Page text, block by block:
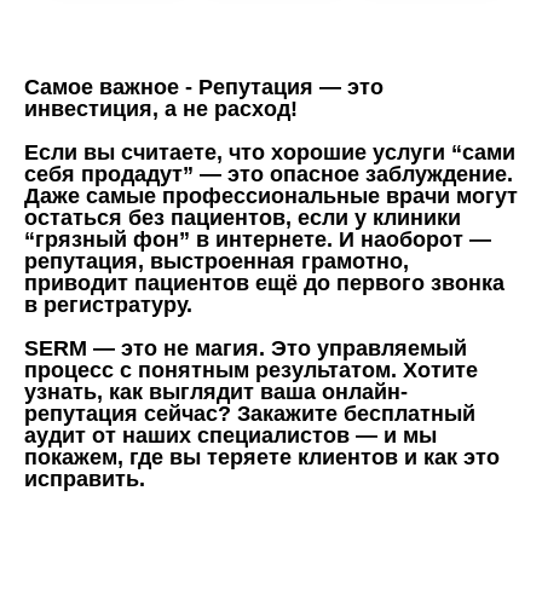
Самое важное - Репутация — это
инвестиция, а не расход!
Если вы считаете, что хорошие услуги “сами
себя продадут” — это опасное заблуждение.
Даже самые профессиональные врачи могут
остаться без пациентов, если у клиники
“грязный фон” в интернете. И наоборот —
репутация, выстроенная грамотно,
приводит пациентов ещё до первого звонка
в регистратуру.
SERM — это не магия. Это управляемый
процесс с понятным результатом. Хотите
узнать, как выглядит ваша онлайн-
репутация сейчас? Закажите бесплатный
аудит от наших специалистов — и мы
покажем, где вы теряете клиентов и как это
исправить.